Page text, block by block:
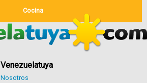
Cocina
Venezuelatuya
Nosotros